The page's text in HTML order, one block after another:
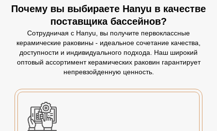
Почему вы выбираете Hanyu в качестве
поставщика бассейнов?
Сотрудничая с Hanyu, вы получите первоклассные
керамические раковины - идеальное сочетание качества,
доступности и индивидуального подхода. Наш широкий
оптовый ассортимент керамических раковин гарантирует
непревзойденную ценность.